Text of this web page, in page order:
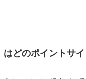
どのポイントサ